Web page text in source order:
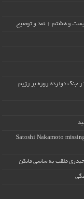
بیست و هشتم + نقد و توضیح
جنگ دوازده روزه بر رژیم
Satoshi Nakamoto
ملقب به ساسی مانکن